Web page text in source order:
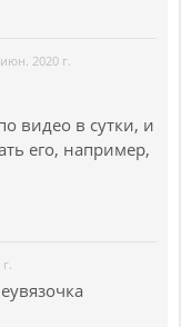
2020 г.
видео в сутки, и
его, например,